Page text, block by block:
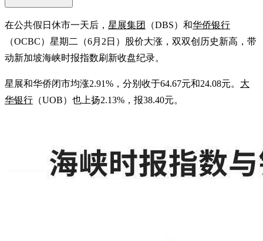
在公共假日休市一天后， 星展集团 （DBS）和华侨银行
（OCBC）星期二（6月2日）股价大涨，双双创历史新高，带
动新加坡海峡时报指数刷新收盘纪录。
星展和华侨闭市均涨2.91%，分别收于64.67元和24.08元。 大
华银行 （UOB）也上扬2.13%，报38.40元。